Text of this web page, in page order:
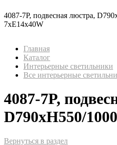
4087-7P, подвесная люстра,
7xE14x40W
Главная
Каталог
Интерьерные светильники
Все интерьерные
4087-7P,
D790xH550/
Вернуться в раздел